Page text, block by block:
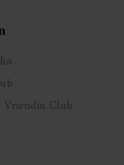
Vriendin Club